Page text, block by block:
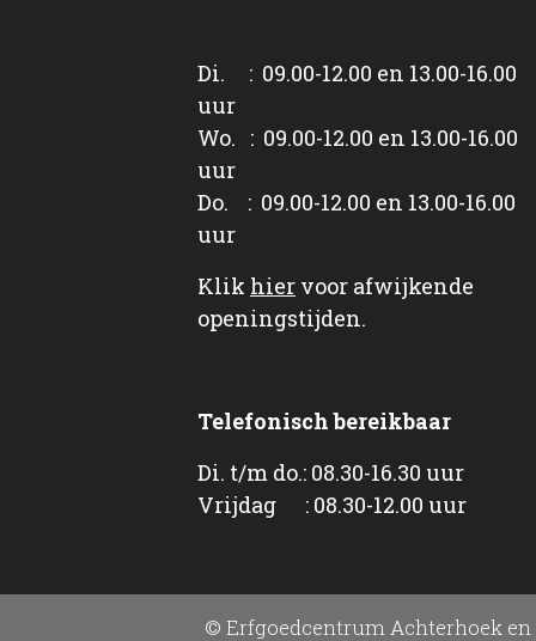
Di. : 09.00-12.00 en 13.00-16.00
uur
Wo. : 09.00-12.00 en 13.00-16.00
uur
Do. : 09.00-12.00 en 13.00-16.00
uur
Klik hier voor afwijkende
openingstijden.
Telefonisch bereikbaar
Di. t/m do.: 08.30-16.30 uur
Vrijdag : 08.30-12.00 uur
© Erfgoedcentrum Achterhoek en